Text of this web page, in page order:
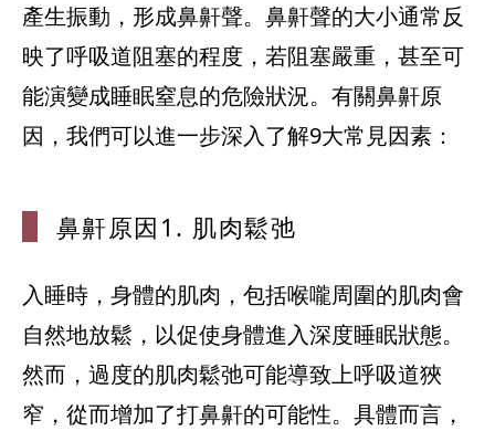
產生振動，形成鼻鼾聲。鼻鼾聲的大小通常反
映了呼吸道阻塞的程度，若阻塞嚴重，甚至可
能演變成睡眠窒息的危險狀況。有關鼻鼾原
因，我們可以進一步深入了解9大常見因素：
鼻鼾原因1. 肌肉鬆弛
入睡時，身體的肌肉，包括喉嚨周圍的肌肉會
自然地放鬆，以促使身體進入深度睡眠狀態。
然而，過度的肌肉鬆弛可能導致上呼吸道狹
窄，從而增加了打鼻鼾的可能性。具體而言，